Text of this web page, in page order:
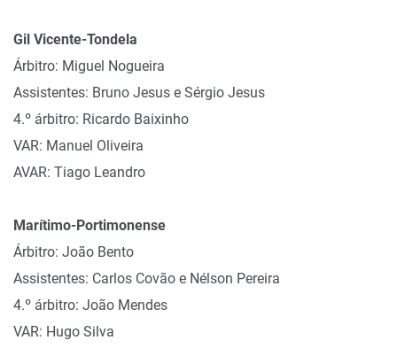
Gil Vicente-Tondela
Árbitro: Miguel Nogueira
Assistentes: Bruno Jesus e Sérgio Jesus
4.º árbitro: Ricardo Baixinho
VAR: Manuel Oliveira
AVAR: Tiago Leandro
Marítimo-Portimonense
Árbitro: João Bento
Assistentes: Carlos Covão e Nélson Pereira
4.º árbitro: João Mendes
VAR: Hugo Silva